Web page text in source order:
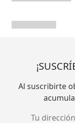
Al suscribirte